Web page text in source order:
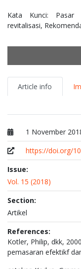
Kata Kunci: Pasar
revitalisasi,
Article info
Published at
1 November
https://doi.org/
Issue:
Vol. 15 (2018)
Section:
Artikel
References:
Kotler, Philip, dkk,
pemasaran efektikf